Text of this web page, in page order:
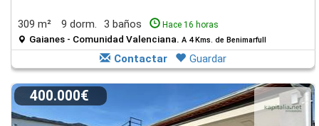
309 m² 9 dorm. 3 baños Hace 16 horas
Gaianes - Comunidad Valenciana. A 4 Kms. de Benimarfull
Contactar Guardar
400.000€